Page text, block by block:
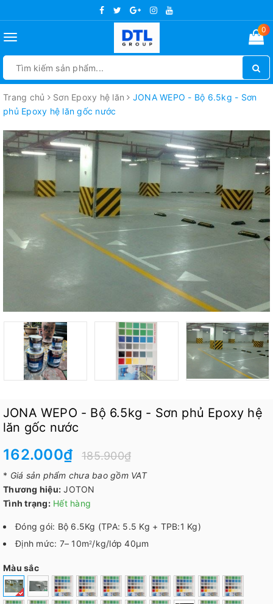
Toggle
0
Trang chủ Sơn Epoxy hệ lăn
JONA WEPO - Bộ 6.5kg - Sơn
phủ Epoxy hệ lăn gốc nước
JONA WEPO - Bộ 6.5kg - Sơn phủ Epoxy hệ
lăn gốc nước
162.000₫ 185.900₫
* Giá sản phẩm chưa bao gồm VAT
Thương hiệu: JOTON
Tình trạng: Hết hàng
Đóng gói: Bộ 6.5Kg (TPA: 5.5 Kg + TPB:1 Kg)
Định mức: 7– 10m2/kg/lớp 40µm
Màu sắc